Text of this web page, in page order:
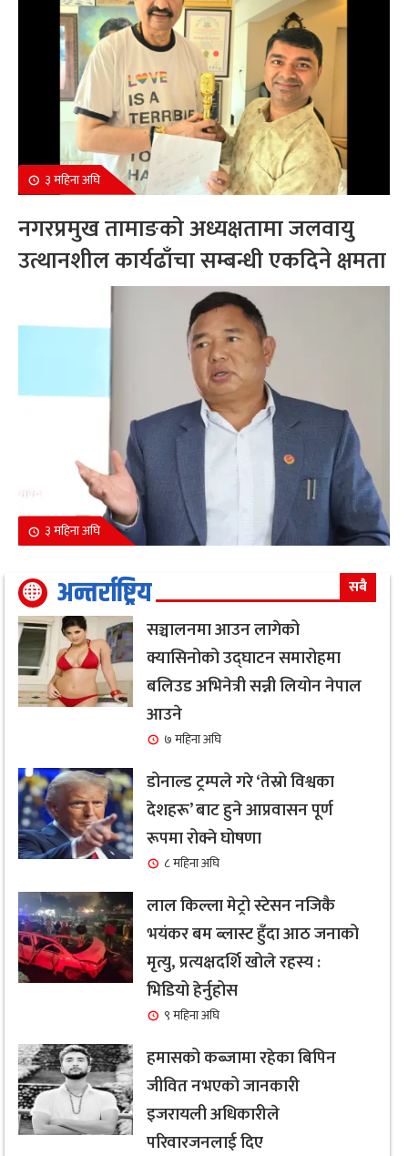
३ महिना अघि
नगरप्रमुख तामाङको अध्यक्षतामा जलवायु
उत्थानशील कार्यढाँचा सम्बन्धी एकदिने क्षमता
अभिवृद्धि कार्यक्रम सम्पन्न
३ महिना अघि
अन्तर्राष्ट्रिय सबै
सञ्चालनमा आउन लागेको
क्यासिनोको उद्घाटन समारोहमा
बलिउड अभिनेत्री सन्नी लियोन नेपाल
आउने
७ महिना अघि
डोनाल्ड ट्रम्पले गरे ‘तेस्रो विश्वका
देशहरू’ बाट हुने आप्रवासन पूर्ण
रूपमा रोक्ने घोषणा
८ महिना अघि
लाल किल्ला मेट्रो स्टेसन नजिकै
भयंकर बम ब्लास्ट हुँदा आठ जनाको
मृत्यु, प्रत्यक्षदर्शि खोले रहस्य :
भिडियो हेर्नुहोस
९ महिना अघि
हमासको कब्जामा रहेका बिपिन
जीवित नभएको जानकारी
इजरायली अधिकारीले
परिवारजनलाई दिए